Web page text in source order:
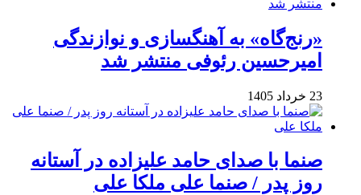
«رنج‌گاه» به آهنگسازی و نوازندگی
امیرحسین رئوفی منتشر شد
23 خرداد 1405
صنما با صدای حامد علیزاده در آستانه
روز پدر / صنما علی ملکا علی